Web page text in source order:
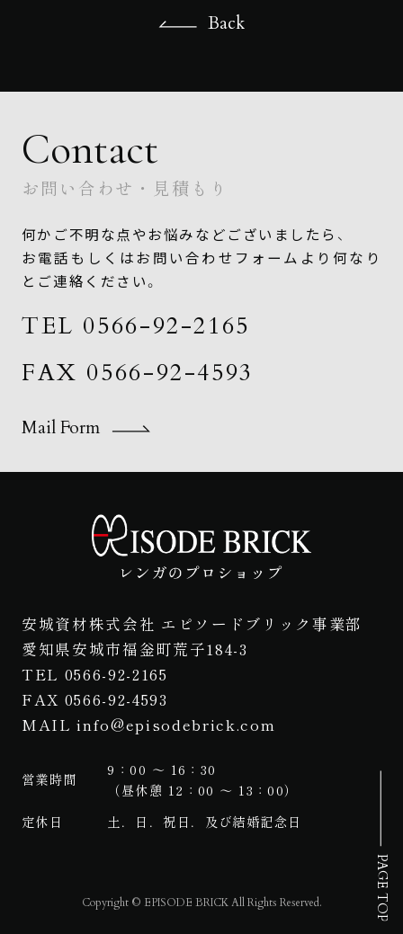
Back
Contact
お問い合わせ・見積もり
何かご不明な点やお悩みなどございましたら、
お電話もしくはお問い合わせフォームより何なり
とご連絡ください。
TEL 0566-92-2165
FAX 0566-92-4593
Mail Form
安城資材株式会社 エピソードブリック事業部
愛知県安城市福釡町荒子184-3
TEL 0566-92-2165
FAX 0566-92-4593
MAIL info@episodebrick.com
営業時間
9：00 ～ 16：30
（昼休憩 12：00 ～ 13：00）
定休日
土．日．祝日．及び結婚記念日
Copyright © EPISODE BRICK All Rights Reserved. PAGE TOP